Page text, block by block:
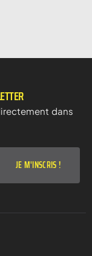
dans
JE M'INSCRIS !